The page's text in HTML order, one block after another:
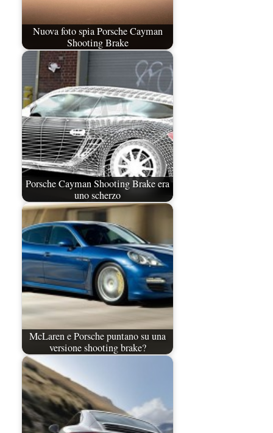
Nuova foto spia Porsche Cayman
Shooting Brake
Porsche Cayman Shooting Brake era
uno scherzo
McLaren e Porsche puntano su una
versione shooting brake?